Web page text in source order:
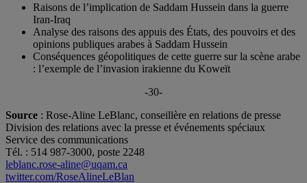
Raisons de l’implication de Saddam Hussein dans la guerre
Iran-Iraq
Analyse des raisons des appuis des États, des pouvoirs et des
opinions publiques arabes à Saddam Hussein
Conséquences géopolitiques de cette guerre sur la scène arabe
: l’exemple de l’invasion irakienne du Koweït
-30-
Source : Rose-Aline LeBlanc, conseillère en relations de presse
Division des relations avec la presse et événements spéciaux
Service des communications
Tél. : 514 987-3000, poste 2248
leblanc.rose-aline@uqam.ca
twitter.com/RoseAlineLeBlan